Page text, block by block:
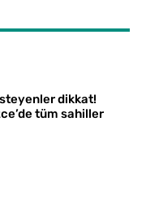
dikkat!
tüm sahiller